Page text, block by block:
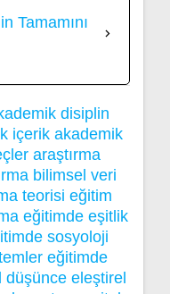
Tamamını
disiplin
içerik akademik
araştırma
bilimsel veri
teorisi eğitim
eğitimde eşitlik
sosyoloji
eğitimde
düşünce eleştirel